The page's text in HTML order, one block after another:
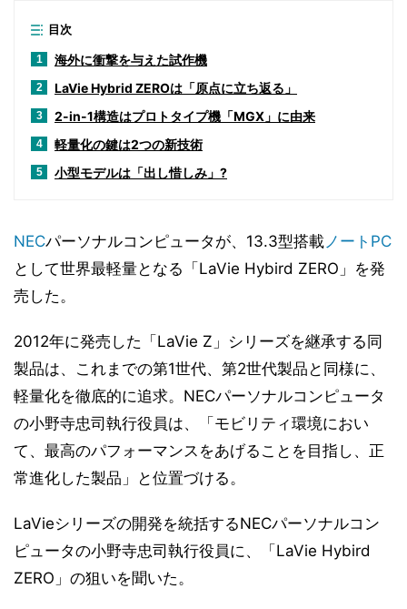
目次
1 海外に衝撃を与えた試作機
2 LaVie Hybrid ZEROは「原点に立ち返る」
3 2-in-1構造はプロトタイプ機「MGX」に由来
4 軽量化の鍵は2つの新技術
5 小型モデルは「出し惜しみ」?
NECパーソナルコンピュータが、13.3型搭載ノートPC
として世界最軽量となる「LaVie Hybird ZERO」を発
売した。
2012年に発売した「LaVie Z」シリーズを継承する同
製品は、これまでの第1世代、第2世代製品と同様に、
軽量化を徹底的に追求。NECパーソナルコンピュータ
の小野寺忠司執行役員は、「モビリティ環境におい
て、最高のパフォーマンスをあげることを目指し、正
常進化した製品」と位置づける。
LaVieシリーズの開発を統括するNECパーソナルコン
ピュータの小野寺忠司執行役員に、「LaVie Hybird
ZERO」の狙いを聞いた。